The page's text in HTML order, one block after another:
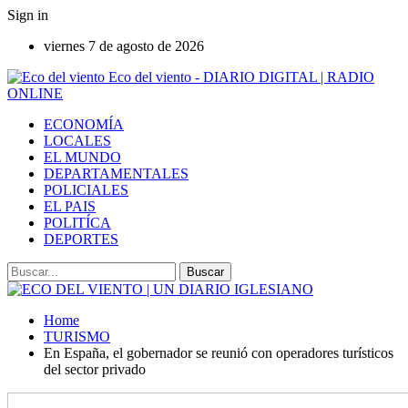
Sign in
viernes 7 de agosto de 2026
Eco del viento - DIARIO DIGITAL | RADIO
ONLINE
ECONOMÍA
LOCALES
EL MUNDO
DEPARTAMENTALES
POLICIALES
EL PAIS
POLITÍCA
DEPORTES
Home
TURISMO
En España, el gobernador se reunió con operadores turísticos
del sector privado